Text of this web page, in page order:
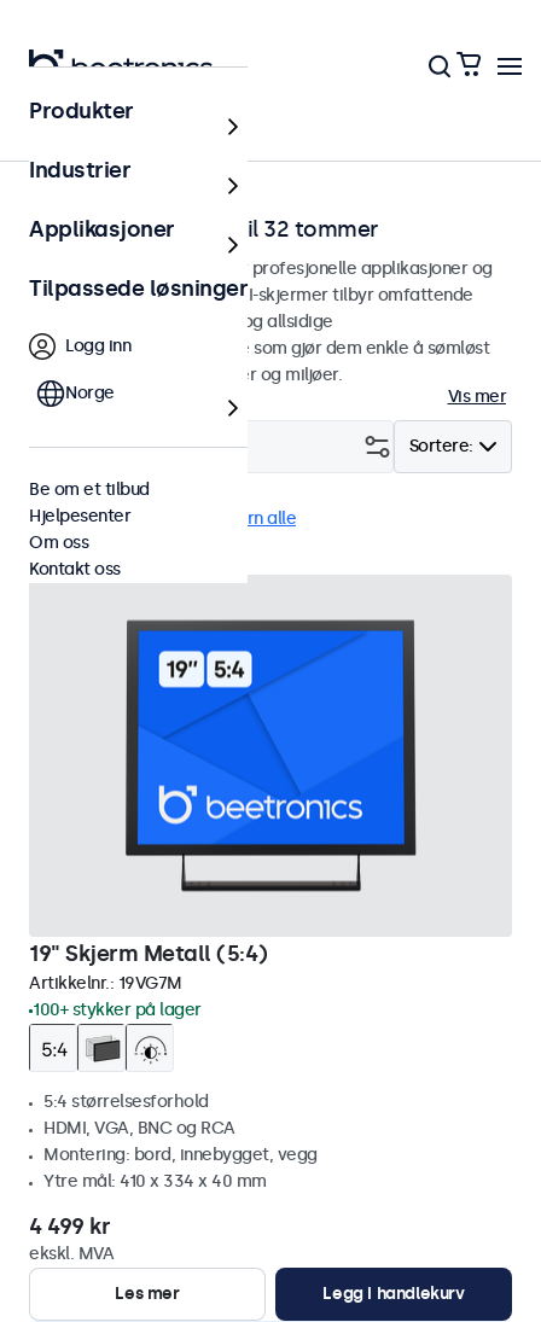
Hjem
HDMI-skjermer fra 7 til 32 tommer
HDMI-skjermer designet for profesjonelle applikasjoner og
kontinuerlig bruk. Våre HDMI-skjermer tilbyr omfattende
konfigurasjonsalternativer og allsidige
monteringsalternativer, noe som gjør dem enkle å sømløst
integrere i alle applikasjoner og miljøer.
Vis mer
Sortere:
Filter (1)
HDMI Vandalsikker Fjern alle
19" Skjerm Metall (5:4)
Artikkelnr.: 19VG7M
100+ stykker på lager
5:4 størrelsesforhold
HDMI, VGA, BNC og RCA
Montering: bord, innebygget, vegg
Ytre mål: 410 x 334 x 40 mm
4 499 kr
ekskl. MVA
Les mer
Legg i handlekurv
Produkter
Industrier
Applikasjoner
Tilpassede løsninger
Logg inn
Norge
Be om et tilbud
Hjelpesenter
Om oss
Kontakt oss